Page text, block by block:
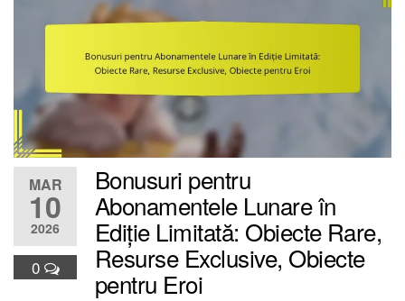
MAR
10
2026
0
Bonusuri pentru
Abonamentele Lunare în
Ediție Limitată: Obiecte Rare,
Resurse Exclusive, Obiecte
pentru Eroi